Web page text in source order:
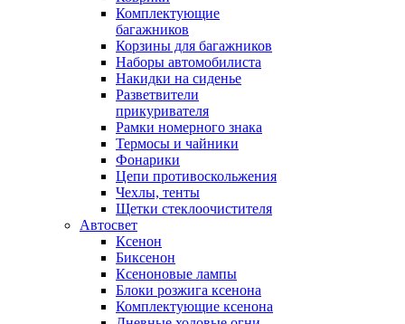
Комплектующие
багажников
Корзины для багажников
Наборы автомобилиста
Накидки на сиденье
Разветвители
прикуривателя
Рамки номерного знака
Термосы и чайники
Фонарики
Цепи противоскольжения
Чехлы, тенты
Щетки стеклоочистителя
Автосвет
Ксенон
Биксенон
Ксеноновые лампы
Блоки розжига ксенона
Комплектующие ксенона